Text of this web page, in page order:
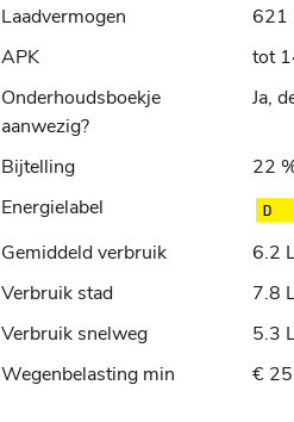
Laadvermogen
621
APK
tot
Onderhoudsboekje
aanwezig?
Ja,
Bijtelling
22
Energielabel
Gemiddeld verbruik
6.2
Verbruik stad
7.8
Verbruik snelweg
5.3
Wegenbelasting min
€